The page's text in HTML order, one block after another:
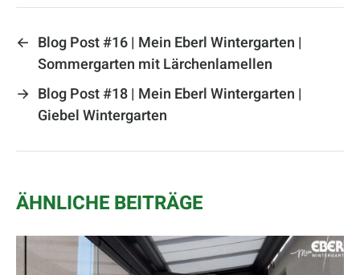
← Blog Post #16 | Mein Eberl Wintergarten |
Sommergarten mit Lärchenlamellen
→ Blog Post #18 | Mein Eberl Wintergarten |
Giebel Wintergarten
ÄHNLICHE BEITRÄGE